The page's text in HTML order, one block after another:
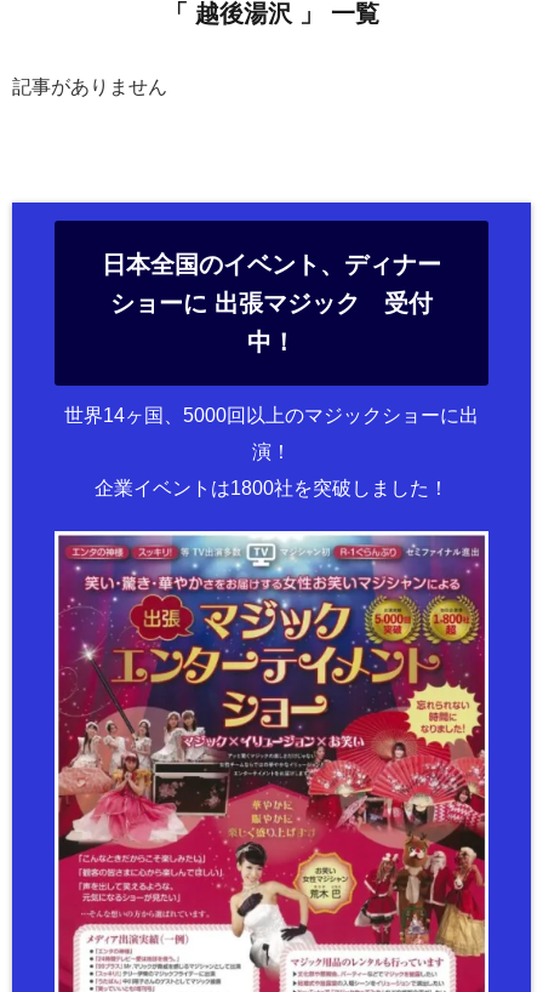
「 越後湯沢 」 一覧
記事がありません
日本全国のイベント、ディナー
ショーに 出張マジック 受付
中！
世界14ヶ国、5000回以上のマジックショーに出
演！
企業イベントは1800社を突破しました！